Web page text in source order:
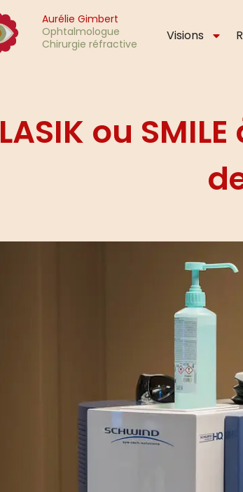
Aurélie Gimbert
Ophtalmologue
Chirurgie réfractive
Visions
LASIK ou